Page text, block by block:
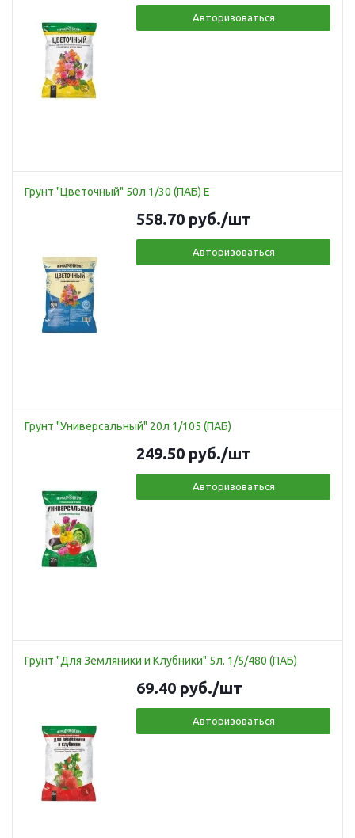
Авторизоваться
Грунт "Цветочный" 50л 1/30 (ПАБ) Е
558.70 руб./шт
Авторизоваться
Грунт "Универсальный" 20л 1/105 (ПАБ)
249.50 руб./шт
Авторизоваться
Грунт "Для Земляники и Клубники" 5л. 1/5/480 (ПАБ)
69.40 руб./шт
Авторизоваться